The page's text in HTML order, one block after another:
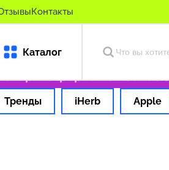
Контакты
Каталог
Оформляем заказ
Тренды iHerb Apple